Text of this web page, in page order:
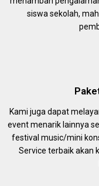
siswa sekolah,
Kami juga dapat
event menarik lainnya
festival music/mini
Service terbaik akan